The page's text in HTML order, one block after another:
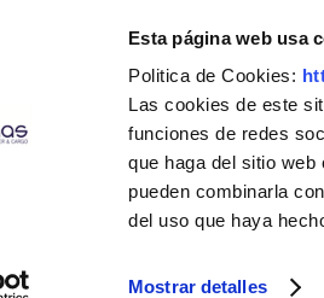
Esta página web usa
Politica de Cookies:
Las cookies de este
funciones de redes
que haga del sitio
pueden combinarla
del uso que haya
Mostrar detalles
Oficinas Centrales Zona Aeropuerto-
Avenida de la Industria 38, Nave D-8
28823 Coslada - Madrid - España
91 167 96 30-91 428 54 78-
Horario atención telefónica: [Lunes a